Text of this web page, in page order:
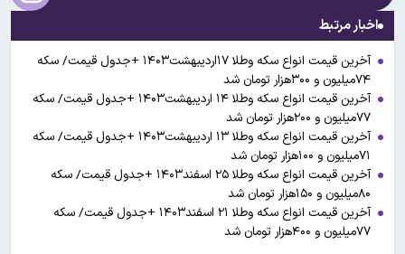
اخبار مرتبط
آخرین قیمت انواع سکه وطلا ۱۷اردیبهشت۱۴۰۳ +جدول قیمت/ سکه
۷۴میلیون و ۳۰۰هزار تومان شد
آخرین قیمت انواع سکه وطلا ۱۴ اردیبهشت۱۴۰۳ +جدول قیمت/ سکه
۷۷میلیون و ۲۰۰هزار تومان شد
آخرین قیمت انواع سکه وطلا ۱۳ اردیبهشت۱۴۰۳ +جدول قیمت/ سکه
۷۱میلیون و ۱۰۰هزار تومان شد
آخرین قیمت انواع سکه وطلا ۲۵ اسفند۱۴۰۳ +جدول قیمت/ سکه
۸۰میلیون و ۱۵۰هزار تومان شد
آخرین قیمت انواع سکه وطلا ۲۱ اسفند۱۴۰۳ +جدول قیمت/ سکه
۷۷میلیون و ۴۰۰هزار تومان شد